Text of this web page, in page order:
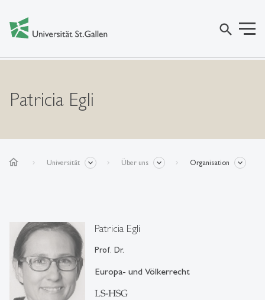
search
Patricia Egli
home Universität Über uns Organisation
Patricia Egli
Prof. Dr.
Europa- und Völkerrecht
LS-HSG